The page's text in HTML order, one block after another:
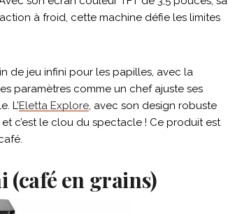
à froid, cette machine défie les limites
de jeu infini pour les papilles, avec la
paramètres comme un chef ajuste ses
L’Eletta Explore, avec son design robuste
c’est le clou du spectacle ! Ce produit est
(café en grains)